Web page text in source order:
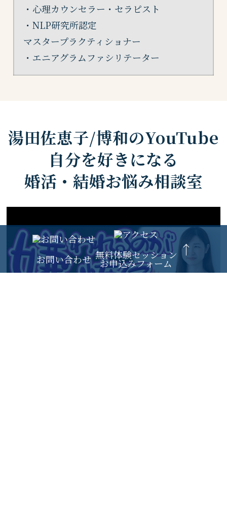
・心理カウンセラー・セラピスト
・NLP研究所認定
マスタープラクティショナー
・エニアグラムファシリテーター
湯田佐恵子/博和のYouTube
自分を好きになる
婚活・結婚お悩み相談室
お問い合わせ 無料体験セッション
お申込みフォーム